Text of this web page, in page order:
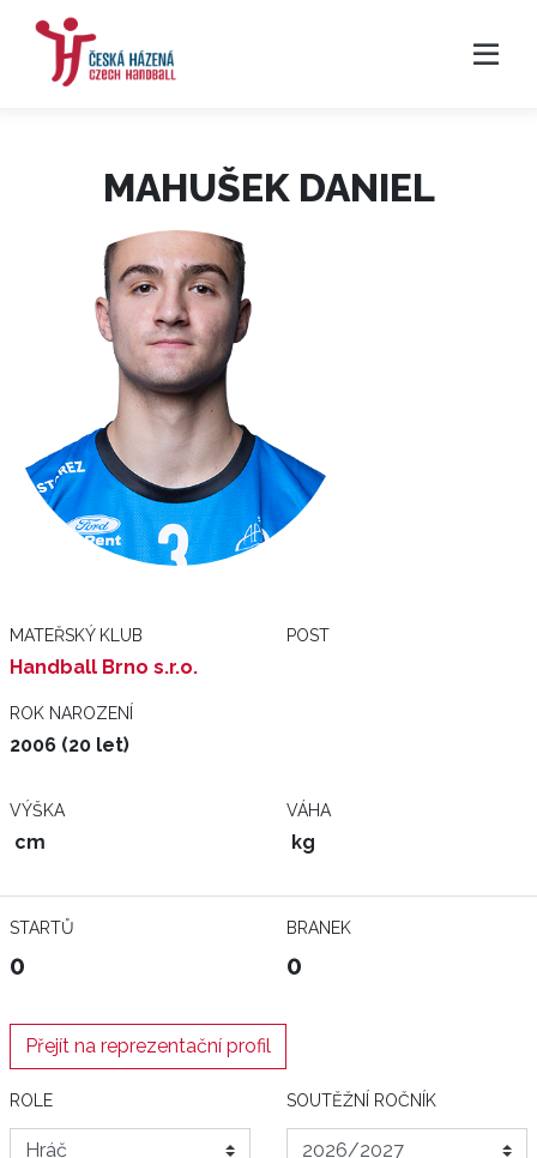
MAHUŠEK DANIEL
MATEŘSKÝ KLUB
Handball Brno s.r.o.
POST
ROK NAROZENÍ
2006 (20 let)
VÝŠKA
cm
VÁHA
kg
STARTŮ
0
BRANEK
0
Přejít na reprezentační profil
ROLE SOUTĚŽNÍ ROČNÍK